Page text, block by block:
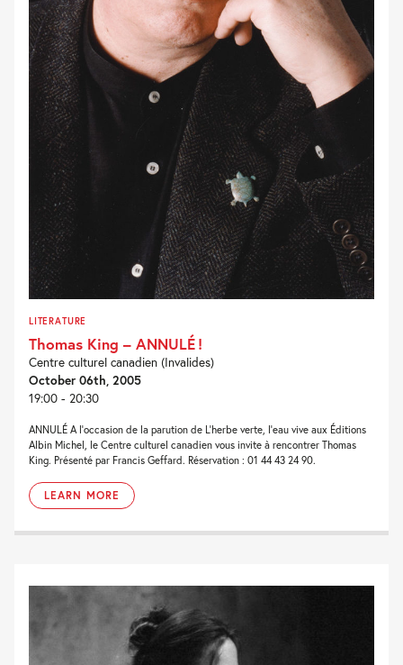
LITERATURE
Thomas King – ANNULÉ !
Centre culturel canadien (Invalides)
October 06th, 2005
19:00 - 20:30
ANNULÉ A l’occasion de la parution de L’herbe verte, l’eau vive aux Éditions
Albin Michel, le Centre culturel canadien vous invite à rencontrer Thomas
King. Présenté par Francis Geffard. Réservation : 01 44 43 24 90.
LEARN MORE